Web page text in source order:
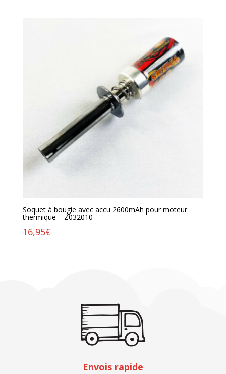
Soquet à bougie avec accu 2600mAh pour moteur
thermique – Z032010
16,95€
Envois rapide